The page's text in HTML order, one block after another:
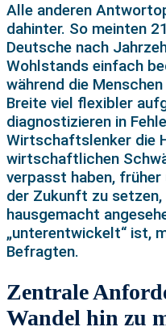
Alle anderen
dahinter. So meinten
Deutsche nach
Wohlstands einfach
während die
Breite viel flexibler
diagnostizieren in
Wirtschaftslenker die
wirtschaftlichen
verpasst haben,
der Zukunft zu
hausgemacht
„unterentwickelt“ ist,
Befragten.
Zentrale
Wandel hin zu